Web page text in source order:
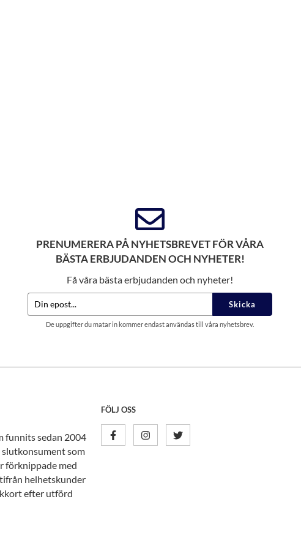
PRENUMERERA PÅ NYHETSBREVET FÖR VÅRA
BÄSTA ERBJUDANDEN OCH NYHETER!
Få våra bästa erbjudanden och nyheter!
Skicka
De uppgifter du matar in kommer endast användas till våra nyhetsbrev.
funnits sedan 2004
som
förknippade med
helhetskunder
efter utförd
FÖLJ OSS